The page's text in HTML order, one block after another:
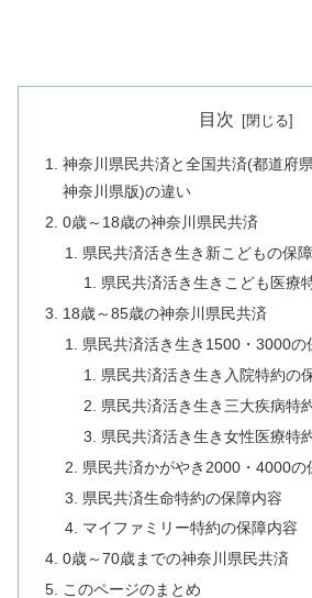
目次
神奈川県民共済と全国共済(都道府
神奈川県版)の違い
0歳～18歳の神奈川県民共済
県民共済活き生き新こどもの保
県民共済活き生きこども医療
18歳～85歳の神奈川県民共済
県民共済活き生き1500・3000の
県民共済活き生き入院特約の
県民共済活き生き三大疾病特
県民共済活き生き女性医療特
県民共済かがやき2000・4000の
県民共済生命特約の保障内容
マイファミリー特約の保障内容
0歳～70歳までの神奈川県民共済
このページのまとめ